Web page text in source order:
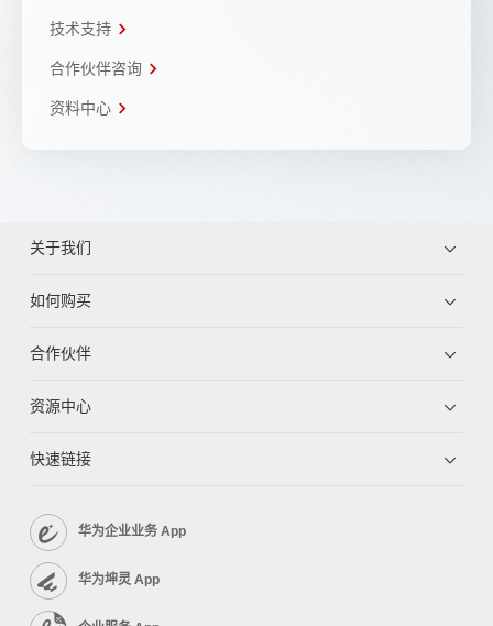
技术支持
合作伙伴咨询
资料中心
关于我们
如何购买
合作伙伴
资源中心
快速链接
华为企业业务 App
华为坤灵 App